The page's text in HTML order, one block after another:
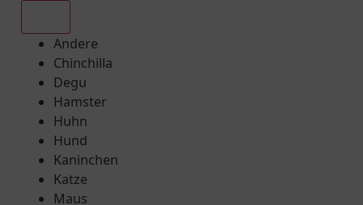
Andere
Chinchilla
Degu
Hamster
Huhn
Hund
Kaninchen
Katze
Maus